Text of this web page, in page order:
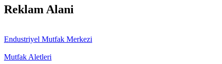
Reklam Alani
Endustriyel Mutfak Merkezi
Mutfak Aletleri